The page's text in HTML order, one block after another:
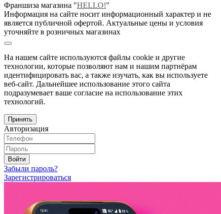
Франшиза магазина "HELLO!"
Информация на сайте носит информационный характер и не
является публичной офертой. Актуальные цены и условия
уточняйте в розничных магазинах
На нашем сайте используются файлы cookie и другие
технологии, которые позволяют нам и нашим партнёрам
идентифицировать вас, а также изучать, как вы используете
веб-сайт. Дальнейшее использование этого сайта
подразумевает ваше согласие на использование этих
технологий.
Принять
Авторизация
Войти
Забыли пароль?
Зарегистрироваться